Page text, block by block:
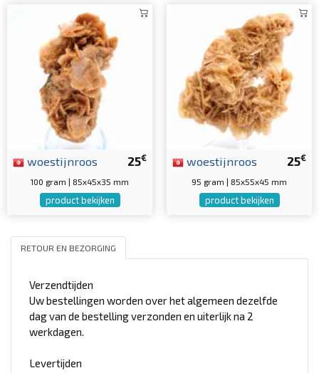
25€
woestijnroos
100 gram | 85x45x35 mm
product bekijken
25€
woestijnroos
95 gram | 85x55x45 mm
product bekijken
RETOUR EN BEZORGING
Verzendtijden
Uw bestellingen worden over het algemeen dezelfde
dag van de bestelling verzonden en uiterlijk na 2
werkdagen.
Levertijden